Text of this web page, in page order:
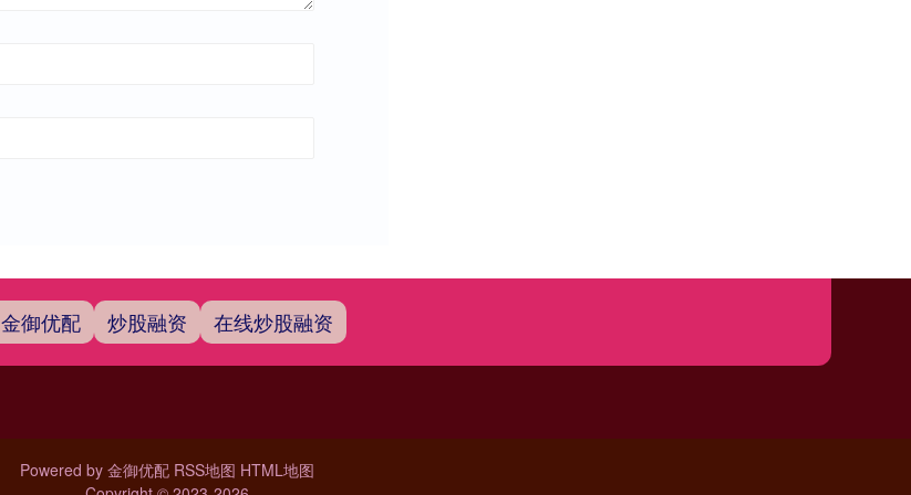
金御优配 炒股融资 在线炒股融资
Powered by 金御优配 RSS地图 HTML地图